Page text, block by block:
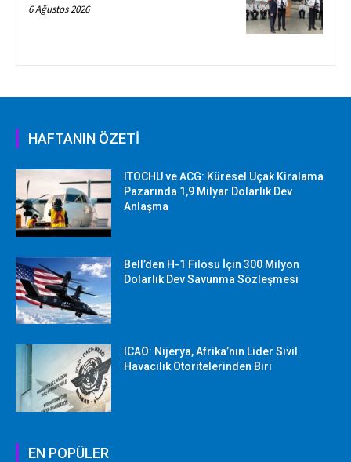
6 Ağustos 2026
HAFTANIN ÖZETİ
ITOCHU ve ACG: Küresel Uçak Kiralama
Pazarında 1,9 Milyar Dolarlık Dev
Anlaşma
Bell’den H-1 Filosu İçin 300 Milyon
Dolarlık Dev Savunma Sözleşmesi
ICAO: Nijerya, Afrika’nın Lider Sivil
Havacılık Otoritelerinden Biri
EN POPÜLER